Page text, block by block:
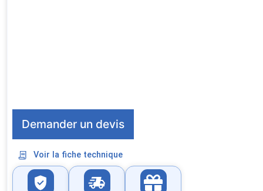
Demander un devis
Voir la fiche technique